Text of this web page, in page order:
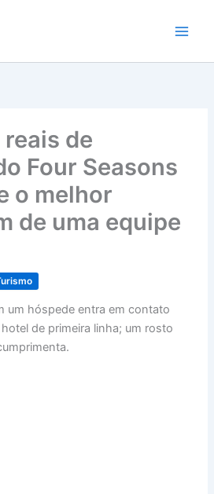
de
Four Seasons
o melhor
de uma equipe
um hóspede entra em contato
de primeira linha; um rosto